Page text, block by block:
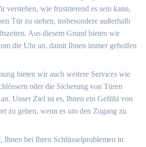
verstehen, wie frustrierend es sein kann,
Tür zu stehen, insbesondere außerhalb
Aus diesem Grund bieten wir
die Uhr an, damit Ihnen immer geholfen
bieten wir auch weitere Services wie
oder die Sicherung von Türen
Unser Ziel ist es, Ihnen ein Gefühl von
zu geben, wenn es um den Zugang zu
Ihnen bei Ihren Schlüsselproblemen in